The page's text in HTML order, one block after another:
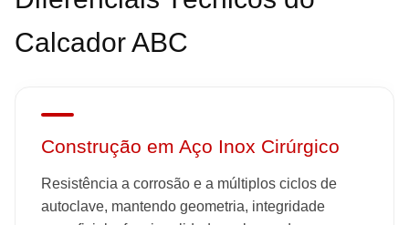
Calcador ABC
Construção em Aço Inox Cirúrgico
Resistência a corrosão e a múltiplos ciclos de
autoclave, mantendo geometria, integridade